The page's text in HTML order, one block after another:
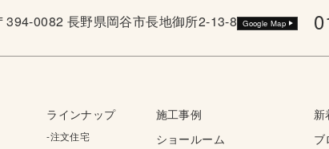
394-0082 長野県岡谷市長地御所2-13-8 Google Map
ラインナップ
-注文住宅
施工事例
ショールーム
新
ブ